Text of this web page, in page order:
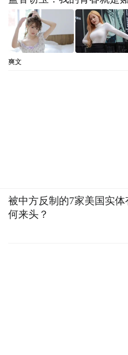
爽文
被中方反制的7家美国实体
何来头？